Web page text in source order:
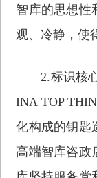
智库的思想性
观、冷静，使
2.标识核
INA TOP
化构成的钥匙
高端智库咨政